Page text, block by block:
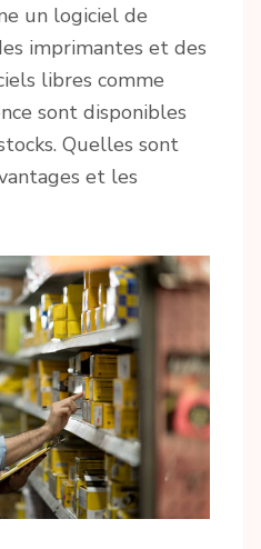
un logiciel de
imprimantes et des
libres comme
sont disponibles
Quelles sont
et les